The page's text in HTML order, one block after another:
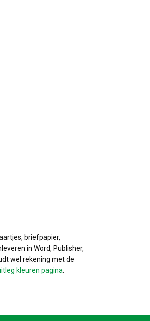
briefpapier,
in Word, Publisher,
wel rekening met de
kleuren pagina